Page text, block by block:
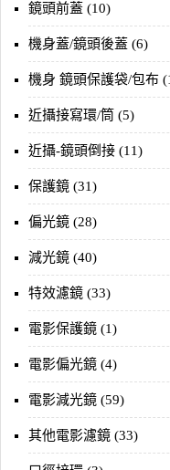
鏡頭前蓋 (10)
機身蓋/鏡頭後蓋 (6)
機身 鏡頭保護袋/包布
近攝接寫環/筒 (5)
近攝-鏡頭倒接 (11)
保護鏡 (31)
偏光鏡 (28)
減光鏡 (40)
特效濾鏡 (33)
電影保護鏡 (1)
電影偏光鏡 (4)
電影減光鏡 (59)
其他電影濾鏡 (33)